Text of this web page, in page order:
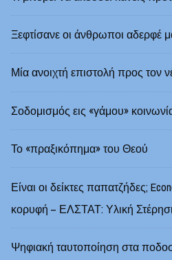
Ξεφτίσανε οι άνθρωποι αδερφέ
Μία ανοιχτή επιστολή προς τον
Σοδομισμός εις «γάμου»
Το «πραξικόπημα» του Θεού
Είναι οι δείκτες παπατζήδες;
κορυφή – ΕΛΣΤΑΤ: Υλική
Ψηφιακή ταυτοποίηση στα